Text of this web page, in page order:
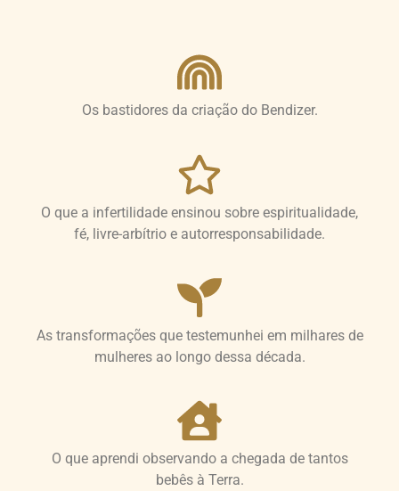
Os bastidores da criação do Bendizer.
O que a infertilidade ensinou sobre espiritualidade,
fé, livre-arbítrio e autorresponsabilidade.
As transformações que testemunhei em milhares de
mulheres ao longo dessa década.
O que aprendi observando a chegada de tantos
bebês à Terra.